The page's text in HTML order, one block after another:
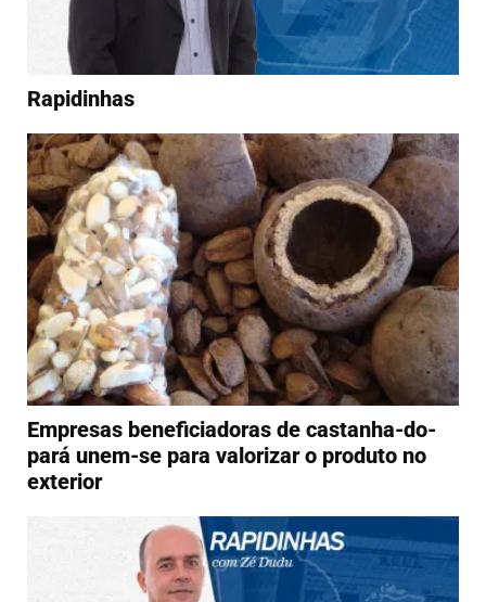
Rapidinhas
Empresas beneficiadoras de castanha-do-
pará unem-se para valorizar o produto no
exterior